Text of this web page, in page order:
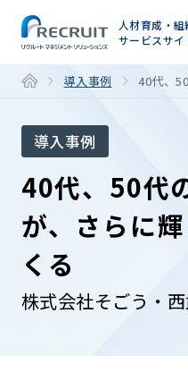
人材育成・組
サービスサイ
導入事例 40代、
導入事例
40代、50代
が、さらに
くる
株式会社そごう・